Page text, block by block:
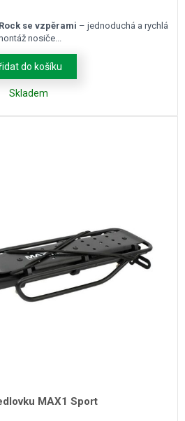
se vzpěrami – jednoduchá a rychlá
nosiče...
do košíku
Skladem
MAX1 Sport